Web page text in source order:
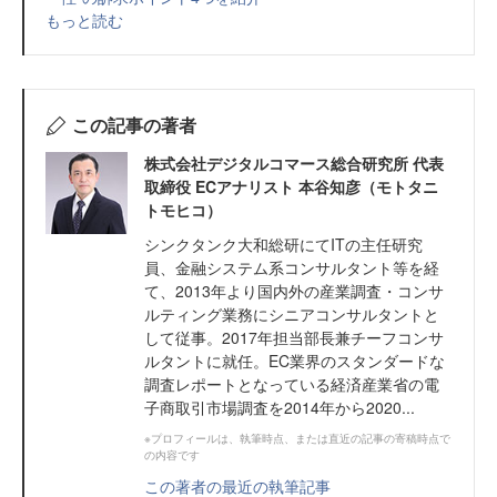
もっと読む
この記事の著者
株式会社デジタルコマース総合研究所 代表
取締役 ECアナリスト 本谷知彦（モトタニ
トモヒコ）
シンクタンク大和総研にてITの主任研究
員、金融システム系コンサルタント等を経
て、2013年より国内外の産業調査・コンサ
ルティング業務にシニアコンサルタントと
して従事。2017年担当部長兼チーフコンサ
ルタントに就任。EC業界のスタンダードな
調査レポートとなっている経済産業省の電
子商取引市場調査を2014年から2020...
※プロフィールは、執筆時点、または直近の記事の寄稿時点で
の内容です
この著者の最近の執筆記事